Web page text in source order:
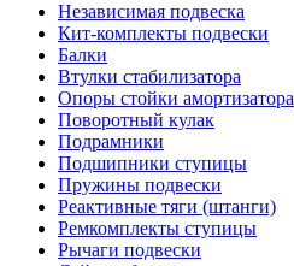
Независимая подвеска
Кит-комплекты подвески
Балки
Втулки стабилизатора
Опоры стойки амортизатора
Поворотный кулак
Подрамники
Подшипники ступицы
Пружины подвески
Реактивные тяги (штанги)
Ремкомплекты ступицы
Рычаги подвески